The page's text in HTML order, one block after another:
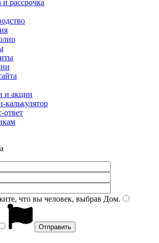
рассрочка
и акции
калькулятор
ответ
что вы человек, выбрав Дом.